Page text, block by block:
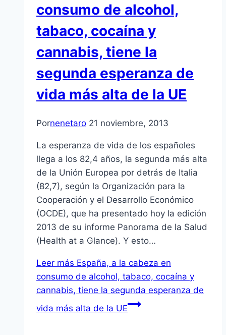
consumo de alcohol,
tabaco, cocaína y
cannabis, tiene la
segunda esperanza de
vida más alta de la UE
Pornenetaro 21 noviembre, 2013
La esperanza de vida de los españoles
llega a los 82,4 años, la segunda más alta
de la Unión Europea por detrás de Italia
(82,7), según la Organización para la
Cooperación y el Desarrollo Económico
(OCDE), que ha presentado hoy la edición
2013 de su informe Panorama de la Salud
(Health at a Glance). Y esto…
Leer más España, a la cabeza en
consumo de alcohol, tabaco, cocaína y
cannabis, tiene la segunda esperanza de
vida más alta de la UE